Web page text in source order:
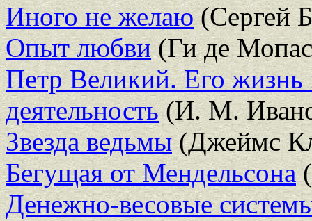
Иного не желаю(Сергей
Опыт любви(Ги де
Петр Великий. Его жизнь
деятельность(И. М.
Звезда ведьмы(Джеймс
Бегущая от Мендельсона
Денежно-весовые